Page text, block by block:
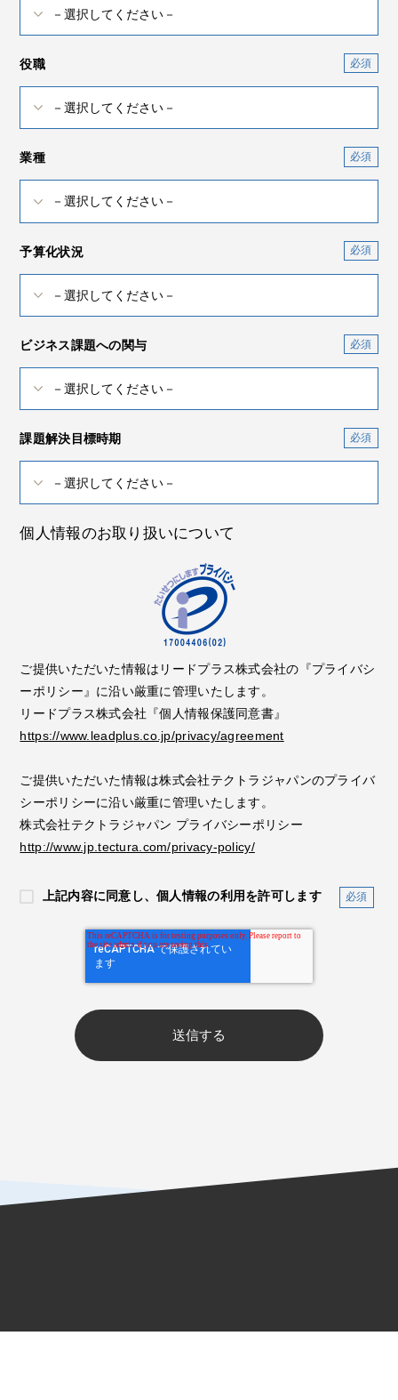
役職
業種
予算化状況
ビジネス課題への関与
課題解決目標時期
個人情報のお取り扱いについて
ご提供いただいた情報はリードプラス株式会社の『プライバシ
ーポリシー』に沿い厳重に管理いたします。
リードプラス株式会社『個人情報保護同意書』
https://www.leadplus.co.jp/privacy/agreement
ご提供いただいた情報は株式会社テクトラジャパンのプライバ
シーポリシーに沿い厳重に管理いたします。
株式会社テクトラジャパン プライバシーポリシー
http://www.jp.tectura.com/privacy-policy/
上記内容に同意し、個人情報の利用を許可します